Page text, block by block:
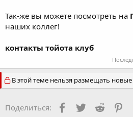
Так-же вы можете посмотреть на
наших коллег!
контакты тойота клуб
В этой теме нельзя размещать новые
Поделиться: Facebook
TwitterReddit